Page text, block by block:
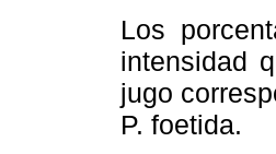
Los
intensidad
jugo
P. foetida.